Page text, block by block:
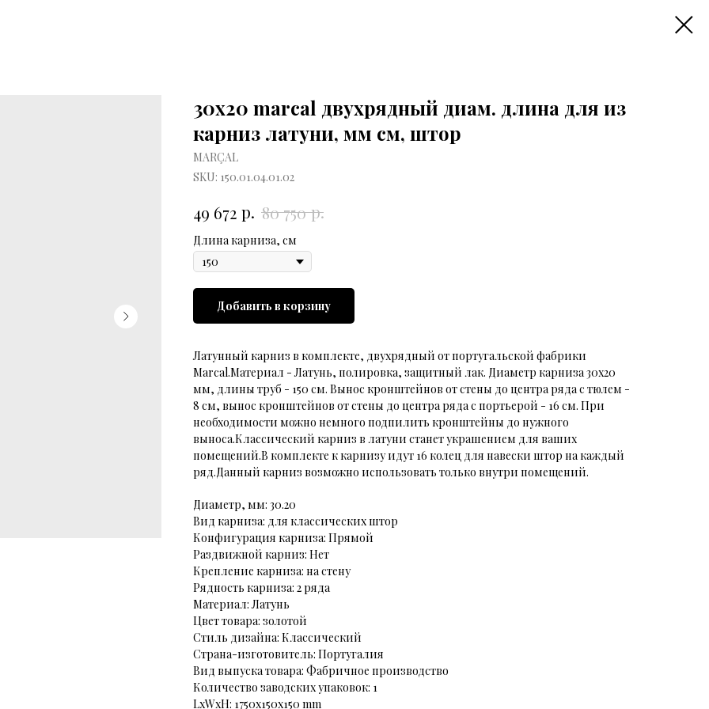
30х20 marcal двухрядный диам. длина для из
карниз латуни, мм см, штор
MARÇAL
SKU: 150.01.04.01.02
49 672 р. 80 750 р.
Длина карниза, см
Добавить в корзину
Латунный карниз в комплекте, двухрядный от португальской фабрики
Marcal.Материал - Латунь, полировка, защитный лак. Диаметр карниза 30х20
мм, длины труб - 150 см. Вынос кронштейнов от стены до центра ряда с тюлем -
8 см, вынос кронштейнов от стены до центра ряда с портьерой - 16 см. При
необходимости можно немного подпилить кронштейны до нужного
выноса.Классический карниз в латуни станет украшением для ваших
помещений.В комплекте к карнизу идут 16 колец для навески штор на каждый
ряд.Данный карниз возможно использовать только внутри помещений.
Диаметр, мм: 30.20
Вид карниза: для классических штор
Конфигурация карниза: Прямой
Раздвижной карниз: Нет
Крепление карниза: на стену
Рядность карниза: 2 ряда
Материал: Латунь
Цвет товара: золотой
Стиль дизайна: Классический
Страна-изготовитель: Португалия
Вид выпуска товара: Фабричное производство
Количество заводских упаковок: 1
LxWxH: 1750x150x150 mm